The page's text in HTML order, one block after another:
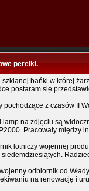
perełki.
szklanej bańki w której
postaram się
pochodzące z czasów II
lamp na zdjęciu są
Pracowały między
lotniczy wojennej
siedemdziesiątych.
odbiornik od
na renowację i